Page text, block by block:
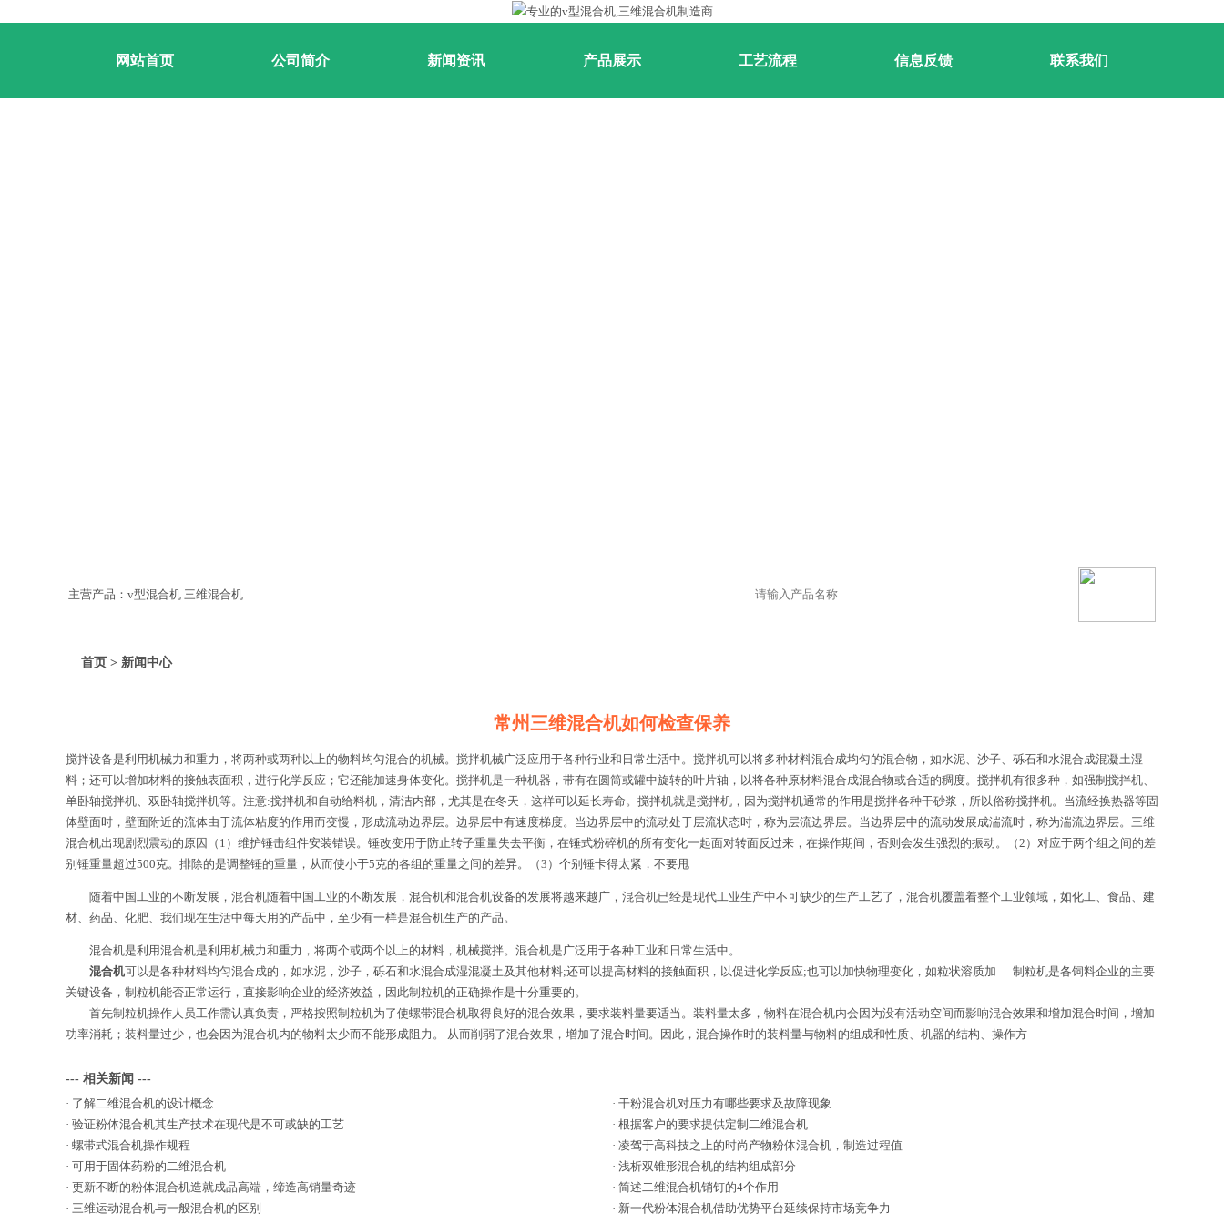
网站首页 公司简介 新闻资讯 产品展示 工艺流程 信息反馈 联系我们
主营产品：v型混合机 三维混合机
首页 > 新闻中心
常州三维混合机如何检查保养
搅拌设备是利用机械力和重力，将两种或两种以上的物料均匀混合的机械。搅拌机械广泛应用于各种行业和日常生活中。搅拌机可以将多种材料混合成均匀的混合物，如水泥、沙子、砾石和水混合成混凝土湿
料；还可以增加材料的接触表面积，进行化学反应；它还能加速身体变化。搅拌机是一种机器，带有在圆筒或罐中旋转的叶片轴，以将各种原材料混合成混合物或合适的稠度。搅拌机有很多种，如强制搅拌机、
单卧轴搅拌机、双卧轴搅拌机等。注意:搅拌机和自动给料机，清洁内部，尤其是在冬天，这样可以延长寿命。搅拌机就是搅拌机，因为搅拌机通常的作用是搅拌各种干砂浆，所以俗称搅拌机。当流经换热器等固
体壁面时，壁面附近的流体由于流体粘度的作用而变慢，形成流动边界层。边界层中有速度梯度。当边界层中的流动处于层流状态时，称为层流边界层。当边界层中的流动发展成湍流时，称为湍流边界层。三维
混合机出现剧烈震动的原因（1）维护锤击组件安装错误。锤改变用于防止转子重量失去平衡，在锤式粉碎机的所有变化一起面对转面反过来，在操作期间，否则会发生强烈的振动。（2）对应于两个组之间的差
别锤重量超过500克。排除的是调整锤的重量，从而使小于5克的各组的重量之间的差异。（3）个别锤卡得太紧，不要甩
随着中国工业的不断发展，混合机随着中国工业的不断发展，混合机和混合机设备的发展将越来越广，混合机已经是现代工业生产中不可缺少的生产工艺了，混合机覆盖着整个工业领域，如化工、食品、建
材、药品、化肥、我们现在生活中每天用的产品中，至少有一样是混合机生产的产品。
混合机是利用混合机是利用机械力和重力，将两个或两个以上的材料，机械搅拌。混合机是广泛用于各种工业和日常生活中。
混合机可以是各种材料均匀混合成的，如水泥，沙子，砾石和水混合成湿混凝土及其他材料;还可以提高材料的接触面积，以促进化学反应;也可以加快物理变化，如粒状溶质加 制粒机是各饲料企业的主要
关键设备，制粒机能否正常运行，直接影响企业的经济效益，因此制粒机的正确操作是十分重要的。
首先制粒机操作人员工作需认真负责，严格按照制粒机为了使螺带混合机取得良好的混合效果，要求装料量要适当。装料量太多，物料在混合机内会因为没有活动空间而影响混合效果和增加混合时间，增加
功率消耗；装料量过少，也会因为混合机内的物料太少而不能形成阻力。 从而削弱了混合效果，增加了混合时间。因此，混合操作时的装料量与物料的组成和性质、机器的结构、操作方
--- 相关新闻 ---
· 了解二维混合机的设计概念 · 干粉混合机对压力有哪些要求及故障现象
· 验证粉体混合机其生产技术在现代是不可或缺的工艺 · 根据客户的要求提供定制二维混合机
· 螺带式混合机操作规程 · 凌驾于高科技之上的时尚产物粉体混合机，制造过程值
· 可用于固体药粉的二维混合机 · 浅析双锥形混合机的结构组成部分
· 更新不断的粉体混合机造就成品高端，缔造高销量奇迹 · 简述二维混合机销钉的4个作用
· 三维运动混合机与一般混合机的区别 · 新一代粉体混合机借助优势平台延续保持市场竞争力